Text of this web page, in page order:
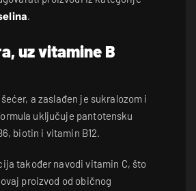
.
uz vitamine B
a zaslađen je sukralozom i
uključuje pantotensku
biotin i vitamin B12.
također navodi vitamin C, što
proizvod od običnog